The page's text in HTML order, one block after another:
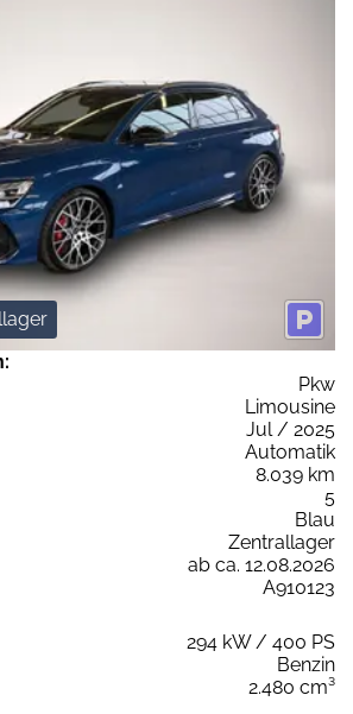
Pkw
Limousine
Jul / 2025
Automatik
8.039 km
5
Blau
Zentrallager
ab ca. 12.08.2026
A910123
294 kW / 400 PS
Benzin
2.480 cm³